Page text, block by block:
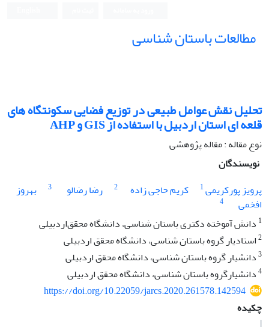
مطالعات باستان شناسی
تحلیل نقش عوامل طبیعی در توزیع فضایی سکونتگاه های
قلعه ای استان اردبیل با استفاده از GIS و AHP
نوع مقاله : مقاله پژوهشی
نویسندگان
پرویز پورکریمی1 کریم حاجی زاده 2 رضا رضالو 3
بهروز
افخمی
4
1 دانش آموخته دکتری باستان شناسی، دانشگاه محقق‌اردبیلی
2استادیار گروه باستان شناسی، دانشگاه محقق اردبیلی
3دانشیار گروه باستان شناسی، دانشگاه محقق اردبیلی
4دانشیارگروه باستان شناسی، دانشگاه محقق اردبیلی
https://doi.org/10.22059/jarcs.2020.261578.142594
چکیده